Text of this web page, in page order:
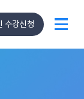
수강신청